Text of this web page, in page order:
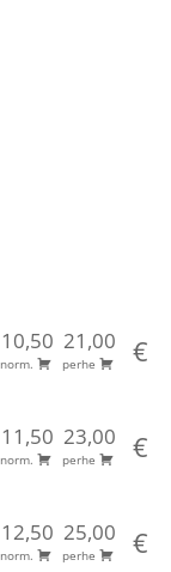
10,50
norm.
21,00
perhe €
11,50
norm.
23,00
perhe €
12,50
norm.
25,00
perhe €